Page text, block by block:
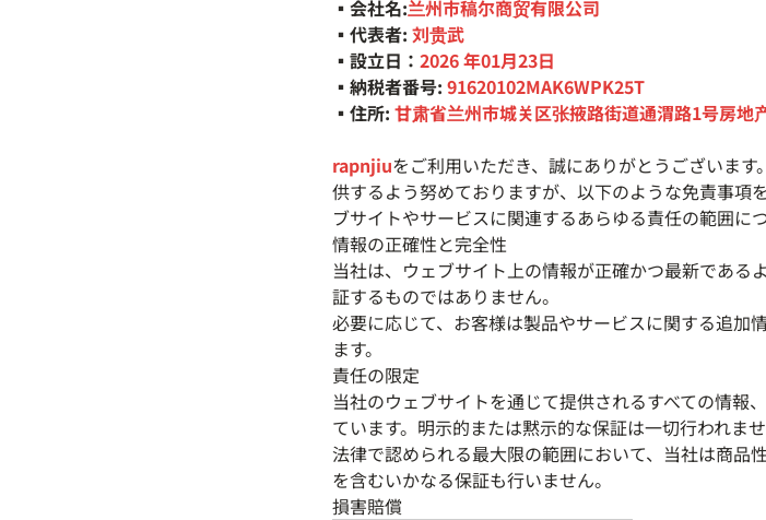
▪会社名:兰州市稿尔商贸有限公司
▪代表者: 刘贵武
▪設立日： 2026 年01月23日
▪納税者番号: 91620102MAK6WPK25T
▪住所: 甘肃省兰州市城关区张掖路街道通渭路1号房地
rapnjiuをご利用いただき、誠にありがとうございま
供するよう努めておりますが、以下のような免責事項
ブサイトやサービスに関連するあらゆる責任の範囲に
情報の正確性と完全性
当社は、ウェブサイト上の情報が正確かつ最新であ
証するものではありません。
必要に応じて、お客様は製品やサービスに関する追加
ます。
責任の限定
当社のウェブサイトを通じて提供されるすべての情報
ています。明示的または黙示的な保証は一切行われませ
法律で認められる最大限の範囲において、当社は商品
を含むいかなる保証も行いません。
損害賠償